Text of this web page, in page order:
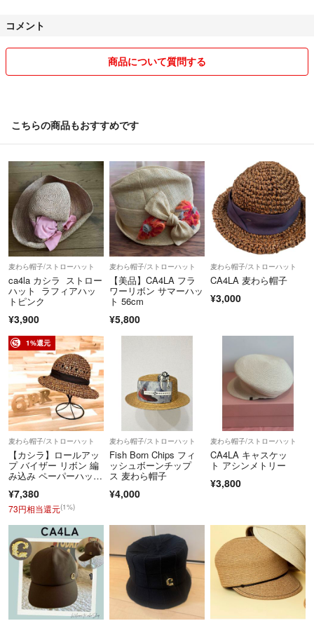
差もございます。
お客様都合の返品はできませんので全てご了承のほど宜しくお願い致し
悪い評価について
どちらもこちらのミスではございません。
コメント
商品について質問する
こちらの商品もおすすめです
麦わら帽子/ストローハット
ca4la カシラ ストロー
ハット ラフィアハッ
トピンク
¥3,900
麦わら帽子/ストローハット
【美品】CA4LA フラ
ワーリボン サマーハッ
ト 56cm
¥5,800
麦わら帽子/ストローハット
CA4LA 麦わら帽子
¥3,000
1%還元
麦わら帽子/ストローハット
【カシラ】ロールアッ
プ バイザー リボン 編
み込み ペーパーハッ
¥7,380
73円相当還元(1%)
麦わら帽子/ストローハット
Fish Born Chips フィ
ッシュボーンチップ
ス 麦わら帽子
¥4,000
麦わら帽子/ストローハット
CA4LA キャスケッ
ト アシンメトリー
¥3,800